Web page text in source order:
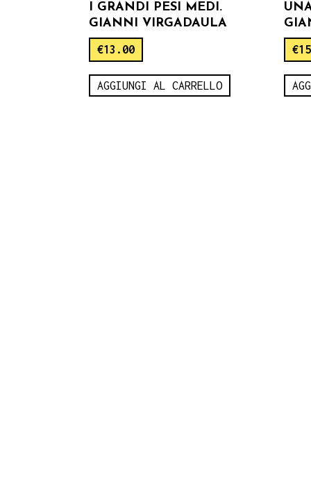
I GRANDI PESI MEDI.
GIANNI VIRGADAULA
€13.00
AGGIUNGI AL CARRELLO
€